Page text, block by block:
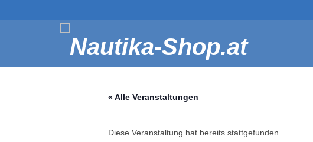
« Alle Veranstaltungen
Diese Veranstaltung hat bereits stattgefunden.